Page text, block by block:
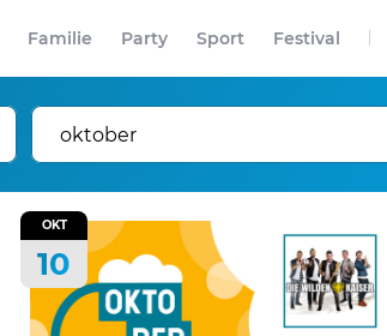
Familie Party Sport Festival
OKT
10